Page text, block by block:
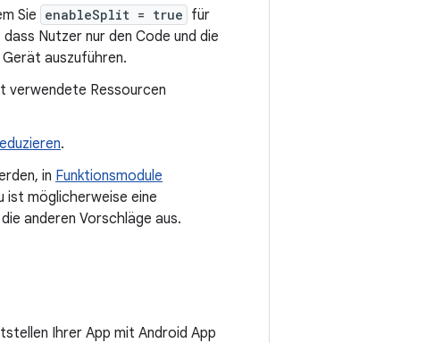
Sie enableSplit = true für
Nutzer nur den Code und die
auszuführen.
verwendete Ressourcen
.
in Funktionsmodule
ist möglicherweise eine
anderen Vorschläge aus.
Ihrer App mit Android App